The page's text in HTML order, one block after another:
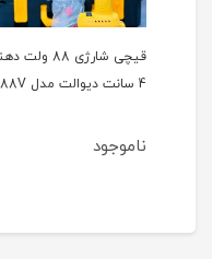
قیچی شارژی 88 ولت
4 سانت دیوالت مدل 88V
ناموجود